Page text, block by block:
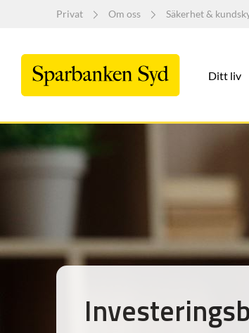
Privat Om oss Säkerhet &
Ditt liv